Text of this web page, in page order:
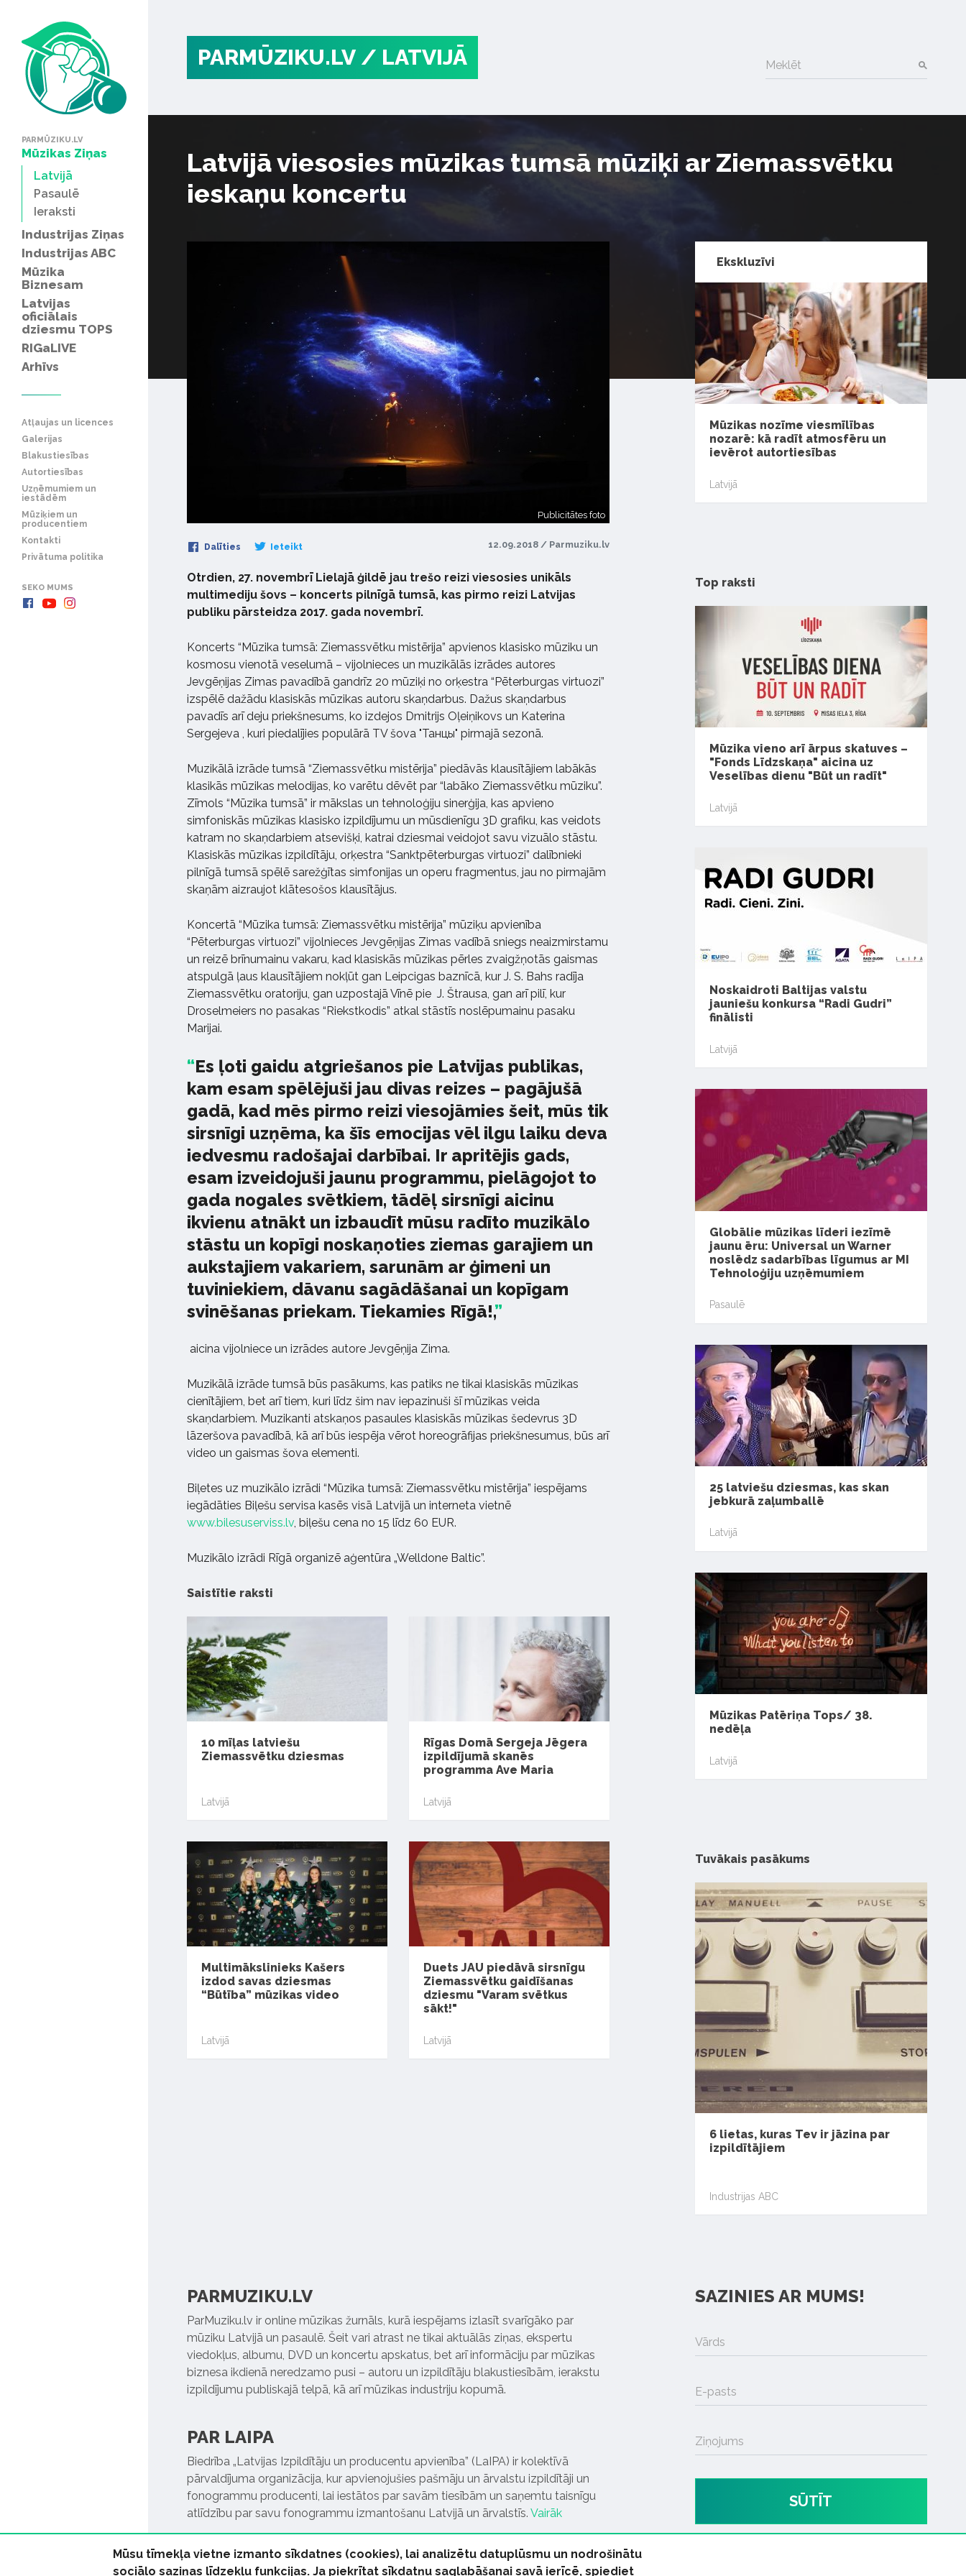
PARMŪZIKU.LV
Mūzikas Ziņas
Latvijā
Pasaulē
Ieraksti
Industrijas Ziņas
Industrijas ABC
Mūzika
Biznesam
Latvijas
oficiālais
dziesmu TOPS
RIGaLIVE
Arhīvs
Atļaujas un licences
Galerijas
Blakustiesības
Autortiesības
Uzņēmumiem un
iestādēm
Mūziķiem un
producentiem
Kontakti
Privātuma politika
SEKO MUMS
PARMŪZIKU.LV / LATVIJĀ Meklēt
Latvijā viesosies mūzikas tumsā mūziķi ar Ziemassvētku
ieskaņu koncertu
Publicitātes foto
Dalīties Ieteikt 12.09.2018 / Parmuziku.lv
Otrdien, 27. novembrī Lielajā ģildē jau trešo reizi viesosies unikāls
multimediju šovs – koncerts pilnīgā tumsā, kas pirmo reizi Latvijas
publiku pārsteidza 2017. gada novembrī.
Koncerts “Mūzika tumsā: Ziemassvētku mistērija” apvienos klasisko mūziku un
kosmosu vienotā veselumā – vijolnieces un muzikālās izrādes autores
Jevgēņijas Zimas pavadībā gandrīz 20 mūziķi no orķestra “Pēterburgas virtuozi”
izspēlē dažādu klasiskās mūzikas autoru skaņdarbus. Dažus skaņdarbus
pavadīs arī deju priekšnesums, ko izdejos Dmitrijs Oļeiņikovs un Katerina
Sergejeva , kuri piedalījies populārā TV šova "Танцы" pirmajā sezonā.
Muzikālā izrāde tumsā “Ziemassvētku mistērija” piedāvās klausītājiem labākās
klasikās mūzikas melodijas, ko varētu dēvēt par “labāko Ziemassvētku mūziku”.
Zīmols “Mūzika tumsā” ir mākslas un tehnoloģiju sinerģija, kas apvieno
simfoniskās mūzikas klasisko izpildījumu un mūsdienīgu 3D grafiku, kas veidots
katram no skaņdarbiem atsevišķi, katrai dziesmai veidojot savu vizuālo stāstu.
Klasiskās mūzikas izpildītāju, orķestra “Sanktpēterburgas virtuozi” dalībnieki
pilnīgā tumsā spēlē sarežģītas simfonijas un operu fragmentus, jau no pirmajām
skaņām aizraujot klātesošos klausītājus.
Koncertā “Mūzika tumsā: Ziemassvētku mistērija” mūziķu apvienība
“Pēterburgas virtuozi” vijolnieces Jevgēņijas Zimas vadībā sniegs neaizmirstamu
un reizē brīnumainu vakaru, kad klasiskās mūzikas pērles zvaigžņotās gaismas
atspulgā ļaus klausītājiem nokļūt gan Leipcigas baznīcā, kur J. S. Bahs radīja
Ziemassvētku oratoriju, gan uzpostajā Vīnē pie J. Štrausa, gan arī pilī, kur
Droselmeiers no pasakas “Riekstkodis” atkal stāstīs noslēpumainu pasaku
Marijai.
Es ļoti gaidu atgriešanos pie Latvijas publikas,
kam esam spēlējuši jau divas reizes – pagājušā
gadā, kad mēs pirmo reizi viesojāmies šeit, mūs tik
sirsnīgi uzņēma, ka šīs emocijas vēl ilgu laiku deva
iedvesmu radošajai darbībai. Ir apritējis gads,
esam izveidojuši jaunu programmu, pielāgojot to
gada nogales svētkiem, tādēļ sirsnīgi aicinu
ikvienu atnākt un izbaudīt mūsu radīto muzikālo
stāstu un kopīgi noskaņoties ziemas garajiem un
aukstajiem vakariem, sarunām ar ģimeni un
tuviniekiem, dāvanu sagādāšanai un kopīgam
svinēšanas priekam. Tiekamies Rīgā!,
aicina vijolniece un izrādes autore Jevgēņija Zima.
Muzikālā izrāde tumsā būs pasākums, kas patiks ne tikai klasiskās mūzikas
cienītājiem, bet arī tiem, kuri līdz šim nav iepazinuši šī mūzikas veida
skaņdarbiem. Muzikanti atskaņos pasaules klasiskās mūzikas šedevrus 3D
lāzeršova pavadībā, kā arī būs iespēja vērot horeogrāfijas priekšnesumus, būs arī
video un gaismas šova elementi.
Biļetes uz muzikālo izrādi “Mūzika tumsā: Ziemassvētku mistērija” iespējams
iegādāties Biļešu servisa kasēs visā Latvijā un interneta vietnē
www.bilesuserviss.lv, biļešu cena no 15 līdz 60 EUR.
Muzikālo izrādi Rīgā organizē aģentūra „Welldone Baltic”.
Saistītie raksti
10 mīļas latviešu
Ziemassvētku dziesmas
Latvijā
Rīgas Domā Sergeja Jēgera
izpildījumā skanēs
programma Ave Maria
Latvijā
Multimākslinieks Kašers
izdod savas dziesmas
“Būtība” mūzikas video
Latvijā
Duets JAU piedāvā sirsnīgu
Ziemassvētku gaidīšanas
dziesmu "Varam svētkus
sākt!"
Latvijā
Ekskluzīvi
Mūzikas nozīme viesmīlības
nozarē: kā radīt atmosfēru un
ievērot autortiesības
Latvijā
Top raksti
Mūzika vieno arī ārpus skatuves –
"Fonds Līdzskaņa" aicina uz
Veselības dienu "Būt un radīt"
Latvijā
Noskaidroti Baltijas valstu
jauniešu konkursa “Radi Gudri”
finālisti
Latvijā
Globālie mūzikas līderi iezīmē
jaunu ēru: Universal un Warner
noslēdz sadarbības līgumus ar MI
Tehnoloģiju uzņēmumiem
Pasaulē
25 latviešu dziesmas, kas skan
jebkurā zaļumballē
Latvijā
Mūzikas Patēriņa Tops/ 38.
nedēļa
Latvijā
Tuvākais pasākums
6 lietas, kuras Tev ir jāzina par
izpildītājiem
Industrijas ABC
PARMUZIKU.LV
ParMuziku.lv ir online mūzikas žurnāls, kurā iespējams izlasīt svarīgāko par
mūziku Latvijā un pasaulē. Šeit vari atrast ne tikai aktuālās ziņas, ekspertu
viedokļus, albumu, DVD un koncertu apskatus, bet arī informāciju par mūzikas
biznesa ikdienā neredzamo pusi – autoru un izpildītāju blakustiesībām, ierakstu
izpildījumu publiskajā telpā, kā arī mūzikas industriju kopumā.
PAR LAIPA
Biedrība „Latvijas Izpildītāju un producentu apvienība” (LaIPA) ir kolektīvā
pārvaldījuma organizācija, kur apvienojušies pašmāju un ārvalstu izpildītāji un
fonogrammu producenti, lai iestātos par savām tiesībām un saņemtu taisnīgu
atlīdzību par savu fonogrammu izmantošanu Latvijā un ārvalstīs. Vairāk
SAZINIES AR MUMS!
Vārds
E-pasts
Ziņojums
SŪTĪT
Mūsu tīmekļa vietne izmanto sīkdatnes (cookies), lai analizētu datuplūsmu un nodrošinātu
sociālo saziņas līdzekļu funkcijas. Ja piekrītat sīkdatņu saglabāšanai savā ierīcē, spiediet